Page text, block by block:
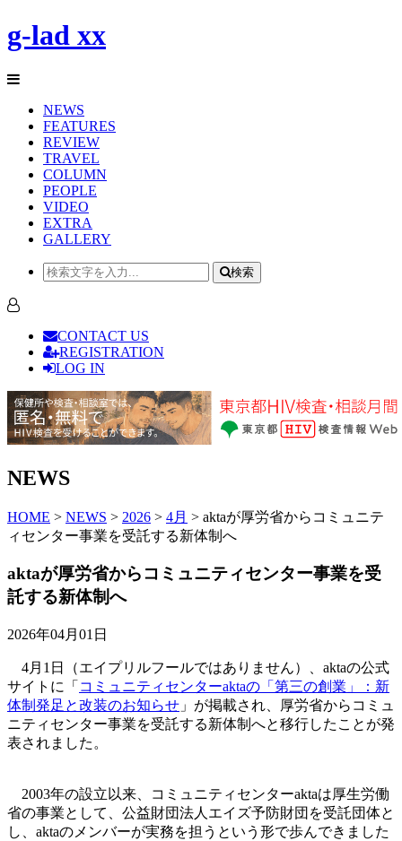
g-lad xx
NEWS
FEATURES
REVIEW
TRAVEL
COLUMN
PEOPLE
VIDEO
EXTRA
GALLERY
検索
CONTACT US
REGISTRATION
LOG IN
NEWS
HOME > NEWS > 2026 > 4月 > aktaが厚労省からコミュニテ
ィセンター事業を受託する新体制へ
aktaが厚労省からコミュニティセンター事業を受
託する新体制へ
2026年04月01日
4月1日（エイプリルフールではありません）、aktaの公式
サイトに「 コミュニティセンターaktaの「第三の創業」：新
体制発足と改装のお知らせ 」が掲載され、厚労省からコミュ
ニティセンター事業を受託する新体制へと移行したことが発
表されました。
2003年の設立以来、コミュニティセンターaktaは厚生労働
省の事業として、公益財団法人エイズ予防財団を受託団体と
し、aktaのメンバーが実務を担うという形で歩んできました